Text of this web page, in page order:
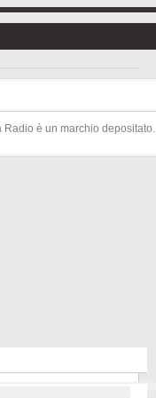
è un marchio depositato.